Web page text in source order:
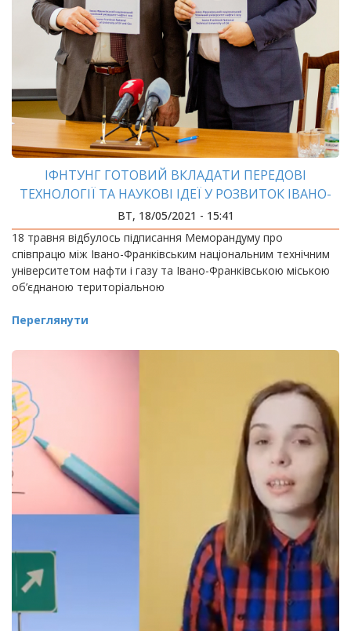
ІФНТУНГ ГОТОВИЙ ВКЛАДАТИ ПЕРЕДОВІ
ТЕХНОЛОГІЇ ТА НАУКОВІ ІДЕЇ У РОЗВИТОК ІВАНО-
ФРАНКІВСЬКОЇ МОТГ
ВТ, 18/05/2021 - 15:41
18 травня відбулось підписання Меморандуму про
співпрацю між Івано-Франківським національним технічним
університетом нафти і газу та Івано-Франківською міською
об’єднаною територіальною
Переглянути